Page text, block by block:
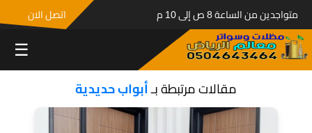
متواجدين من الساعة 8 ص إلى 10 م اتصل الان
☰
مقالات مرتبطة بـأبواب حديدية